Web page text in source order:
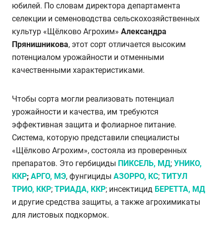
юбилей. По словам директора департамента
селекции и семеноводства сельскохозяйственных
культур «Щёлково Агрохим» Александра
Прянишникова, этот сорт отличается высоким
потенциалом урожайности и отменными
качественными характеристиками.
Чтобы сорта могли реализовать потенциал
урожайности и качества, им требуются
эффективная защита и фолиарное питание.
Система, которую представили специалисты
«Щёлково Агрохим», состояла из проверенных
препаратов. Это гербициды ПИКСЕЛЬ, МД; УНИКО,
ККР; АРГО, МЭ, фунгициды АЗОРРО, КС; ТИТУЛ
ТРИО, ККР; ТРИАДА, ККР; инсектицид БЕРЕТТА, МД
и другие средства защиты, а также агрохимикаты
для листовых подкормок.